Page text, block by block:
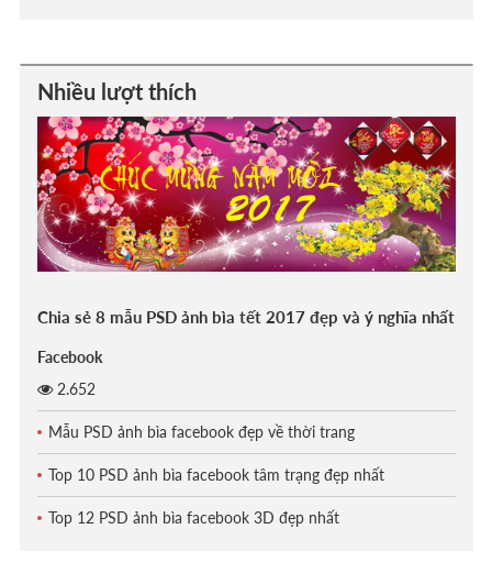
Nhiều lượt thích
Chia sẻ 8 mẫu PSD ảnh bìa tết 2017 đẹp và ý nghĩa nhất
Facebook
2.652
Mẫu PSD ảnh bìa facebook đẹp về thời trang
Top 10 PSD ảnh bìa facebook tâm trạng đẹp nhất
Top 12 PSD ảnh bìa facebook 3D đẹp nhất